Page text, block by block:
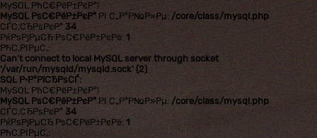
MySQL РћС€РёР±РєР°!
MySQL РѕС€РёР±РєР° РІ С„Р°Р№Р»Рµ: /core/class/mysql.php
СЃС‚СЂРѕРєР° 34
РќРѕРјРµСЂ РѕС€РёР±РєРё: 1
РћС‚РІРµС‚:
Can't connect to local MySQL server through socket
'/var/run/mysqld/mysqld.sock' (2)
SQL Р·Р°РїСЂРѕСЃ:
MySQL РћС€РёР±РєР°!
MySQL РѕС€РёР±РєР° РІ С„Р°Р№Р»Рµ: /core/class/mysql.php
СЃС‚СЂРѕРєР° 34
РќРѕРјРµСЂ РѕС€РёР±РєРё: 1
РћС‚РІРµС‚: